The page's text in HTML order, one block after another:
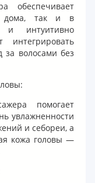
обеспечивает
дома, так и в
и интуитивно
интегрировать
волосами без
помогает
увлажненности
и себореи, а
кожа головы —